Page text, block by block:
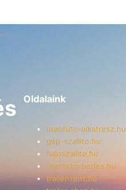
Oldalaink
utanfuto-alkatresz.hu
gep-szallito.hu
hajoszallito.hu
utanfuto-berles.hu
trailer-rent.hu